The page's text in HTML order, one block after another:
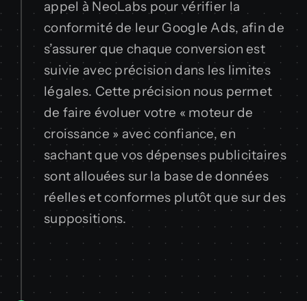
appel à NeoLabs pour vérifier la
conformité de leur Google Ads, afin de
s’assurer que chaque conversion est
suivie avec précision dans les limites
légales. Cette précision nous permet
de faire évoluer votre « moteur de
croissance » avec confiance, en
sachant que vos dépenses publicitaires
sont allouées sur la base de données
réelles et conformes plutôt que sur des
suppositions.